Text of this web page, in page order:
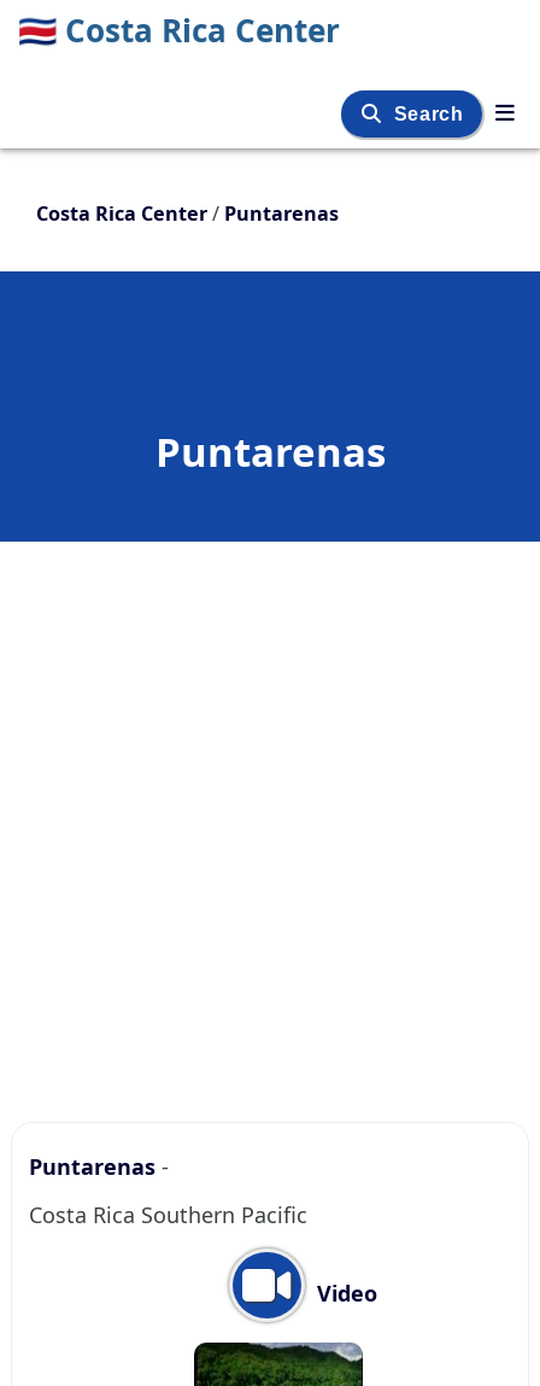
🇨🇷 Costa Rica Center
Search
Costa Rica Center/ Puntarenas
Puntarenas
Puntarenas -
Costa Rica Southern Pacific
Video